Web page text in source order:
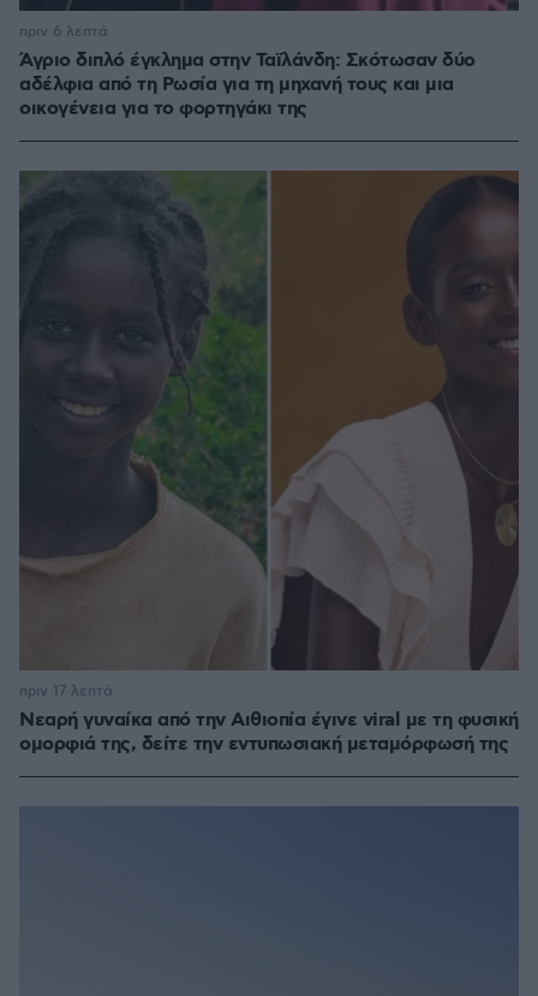
Άγριο διπλό έγκλημα στην Ταϊλάνδη: Σκότωσαν δύο
αδέλφια από τη Ρωσία για τη μηχανή τους και μια
οικογένεια για το φορτηγάκι της
πριν 6 λεπτά
Νεαρή γυναίκα από την Αιθιοπία έγινε viral με τη φυσική
ομορφιά της, δείτε την εντυπωσιακή μεταμόρφωσή της
πριν 17 λεπτά